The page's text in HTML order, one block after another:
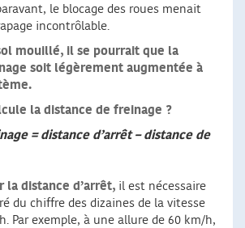
le blocage des roues menait
incontrôlable.
mouillé, il se pourrait que la
soit légèrement augmentée à
la distance de freinage ?
= distance d’arrêt – distance de
la distance d’arrêt, il est nécessaire
du chiffre des dizaines de la vitesse
Par exemple, à une allure de 60 km/h,